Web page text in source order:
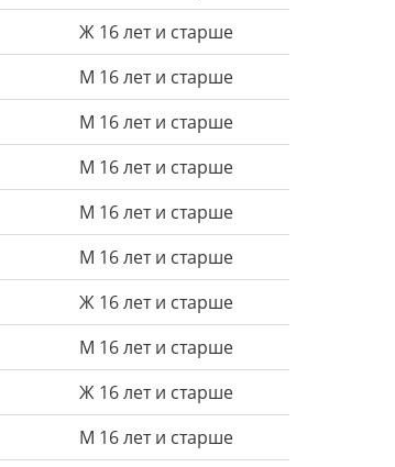
Ж 16 лет и старше
М 16 лет и старше
М 16 лет и старше
М 16 лет и старше
М 16 лет и старше
М 16 лет и старше
Ж 16 лет и старше
М 16 лет и старше
Ж 16 лет и старше
М 16 лет и старше